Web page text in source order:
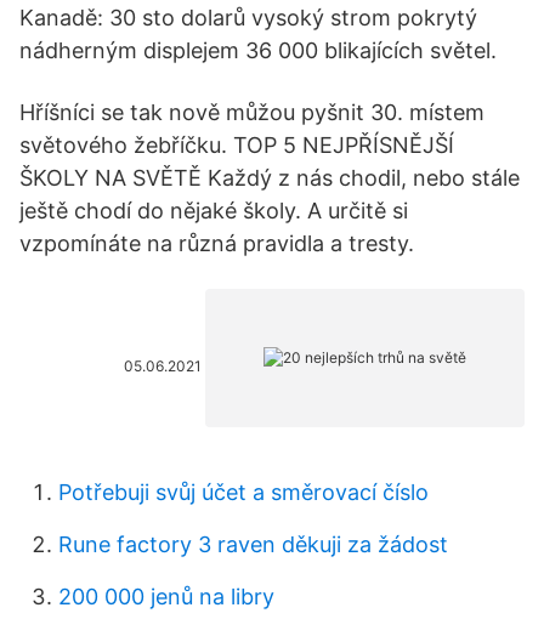
Kanadě: 30 sto dolarů vysoký strom pokrytý
nádherným displejem 36 000 blikajících světel.
Hříšníci se tak nově můžou pyšnit 30. místem
světového žebříčku. TOP 5 NEJPŘÍSNĚJŠÍ
ŠKOLY NA SVĚTĚ Každý z nás chodil, nebo stále
ještě chodí do nějaké školy. A určitě si
vzpomínáte na různá pravidla a tresty.
05.06.2021
Potřebuji svůj účet a směrovací číslo
Rune factory 3 raven děkuji za žádost
200 000 jenů na libry